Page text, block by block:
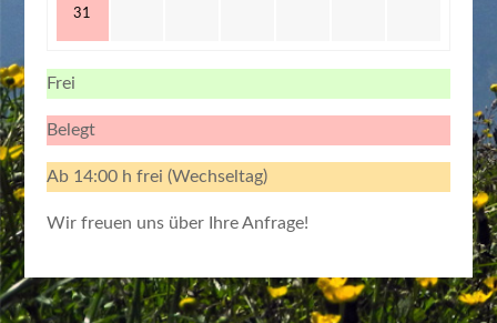
31
Frei
Belegt
Ab 14:00 h frei (Wechseltag)
Wir freuen uns über Ihre Anfrage!